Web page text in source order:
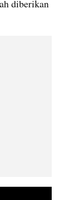
diberikan